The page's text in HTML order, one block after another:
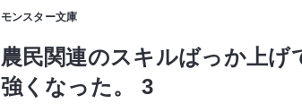
モンスター文庫
農民関連のスキルばっか上げ
強くなった。 3